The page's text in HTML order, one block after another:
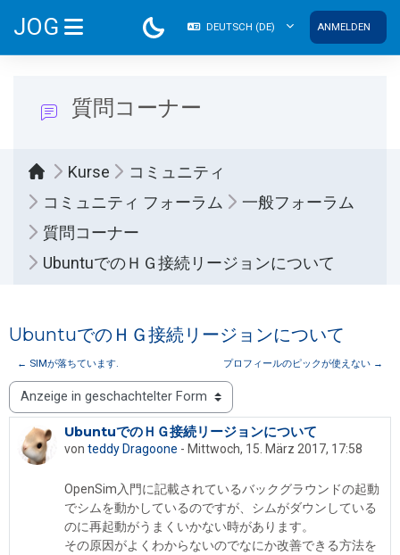
JOG
WEBSITE-ÜBERSICHT
DEUTSCH ‎(DE)‎ ANMELDEN
質問コーナー
Kurse
コミュニティ
コミュニティ フォーラム
一般フォーラム
質問コーナー
UbuntuでのＨＧ接続リージョンについて
UbuntuでのＨＧ接続リージョンについて
← SIMが落ちています. プロフィールのピックが使えない →
Anzeigemodus
UbuntuでのＨＧ接続リージョンについて
von teddy Dragoone - Mittwoch, 15. März 2017, 17:58
Anzahl Antworten: 1
OpenSim入門に記載されているバックグラウンドの起動
でシムを動かしているのですが、シムがダウンしている
のに再起動がうまくいかない時があります。
その原因がよくわからないのでなにか改善できる方法を